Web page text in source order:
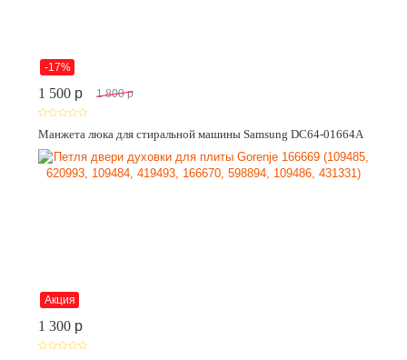
-17%
1 500 p 1 800 p
Манжета люка для стиральной машины Samsung DC64-01664A
Акция
1 300 p